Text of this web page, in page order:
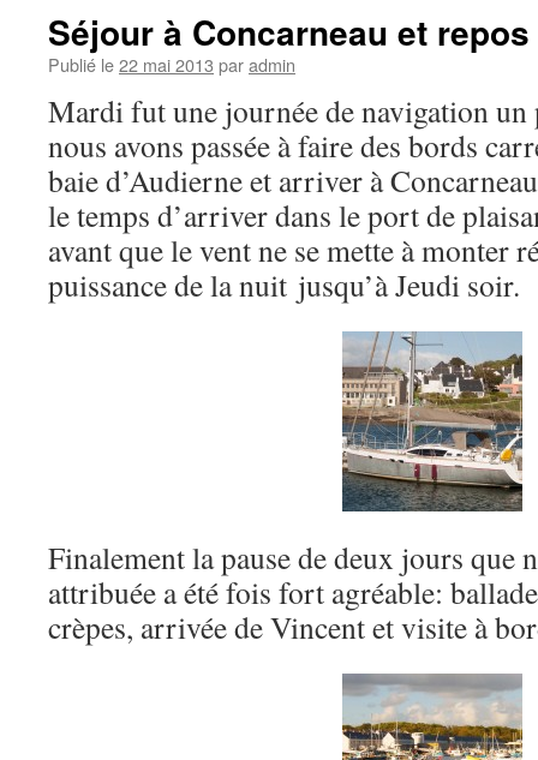
Séjour à Concarneau et
Publié le22 mai 2013 paradmin
Mardi fut une journée de navigation un
nous avons passée à faire des bords
baie d’Audierne et arriver à
le temps d’arriver dans le port de
avant que le vent ne se mette à monter
puissance de la nuit jusqu’à Jeudi soir.
Finalement la pause de deux jours que
attribuée a été fois fort agréable:
crèpes, arrivée de Vincent et visite à